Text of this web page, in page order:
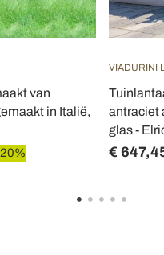
van
in Italië,
VIADURINI
antraciet
glas -
€